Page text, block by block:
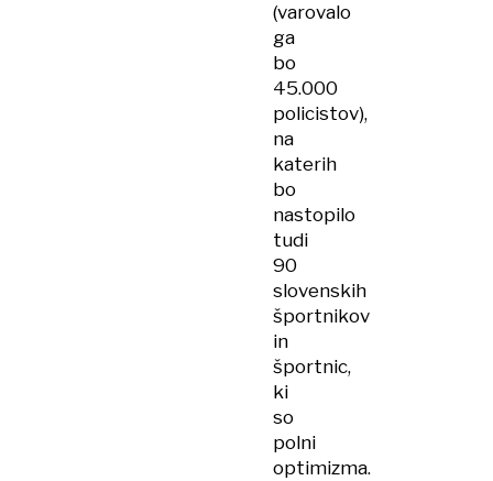
(varovalo
ga
bo
45.000
policistov),
na
katerih
bo
nastopilo
tudi
90
slovenskih
športnikov
in
športnic,
ki
so
polni
optimizma.